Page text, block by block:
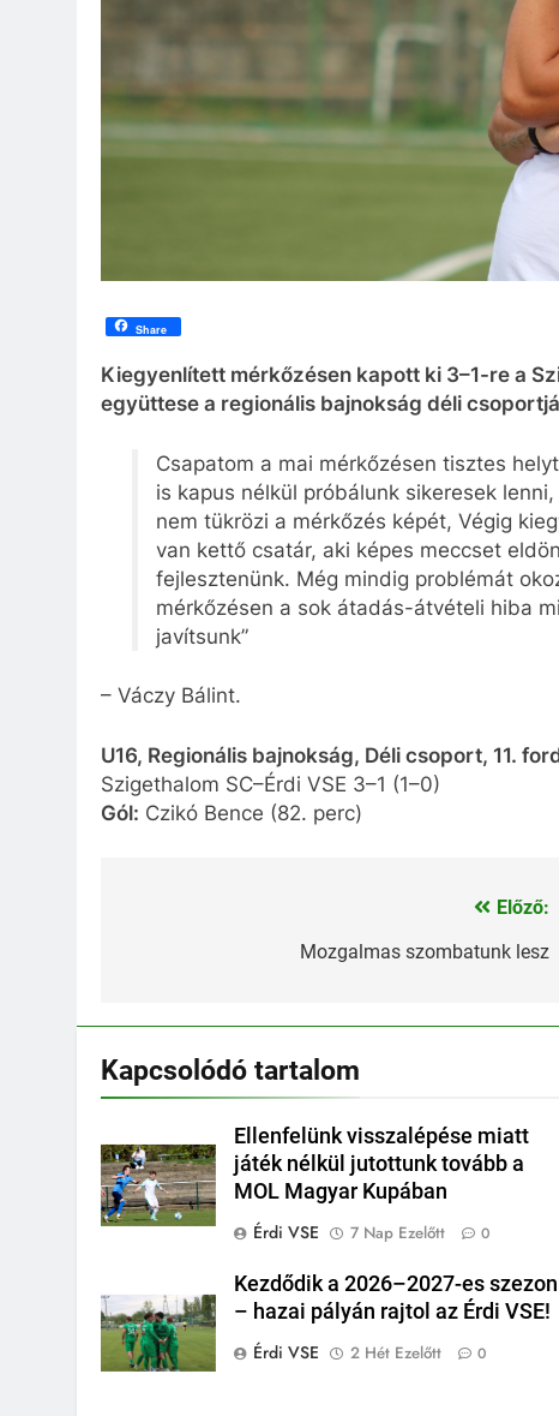
Share
Kiegyenlített mérkőzésen kapott ki 3–1-re a
együttese a regionális bajnokság déli
Csapatom a mai mérkőzésen tisztes
is kapus nélkül próbálunk sikeresek
nem tükrözi a mérkőzés képét, Végig
van kettő csatár, aki képes meccset
fejlesztenünk. Még mindig problémát
mérkőzésen a sok átadás-átvételi hiba
javítsunk”
– Váczy Bálint.
U16, Regionális bajnokság, Déli csoport, 11.
Szigethalom SC–Érdi VSE 3–1 (1–0)
Gól: Czikó Bence (82. perc)
Előző:
Mozgalmas szombatunk lesz
Kapcsolódó tartalom
Ellenfelünk visszalépése miatt
játék nélkül jutottunk tovább a
MOL Magyar Kupában
Érdi VSE
7 Nap Ezelőtt 0
Kezdődik a 2026–2027-es szezon
– hazai pályán rajtol az Érdi VSE!
Érdi VSE
2 Hét Ezelőtt 0